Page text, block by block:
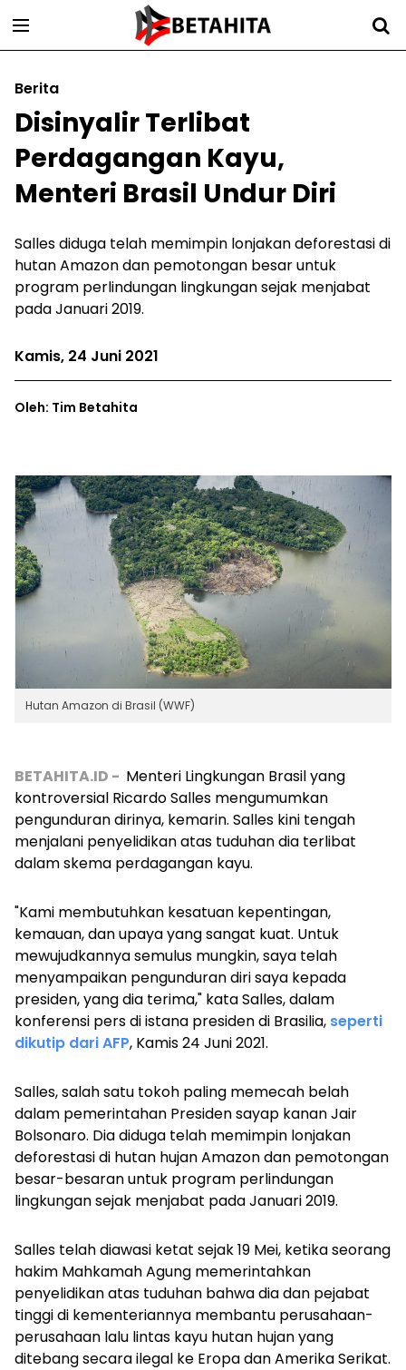
Berita
Disinyalir Terlibat
Perdagangan Kayu,
Menteri Brasil Undur Diri
Salles diduga telah memimpin lonjakan deforestasi di
hutan Amazon dan pemotongan besar untuk
program perlindungan lingkungan sejak menjabat
pada Januari 2019.
Kamis, 24 Juni 2021
Oleh: Tim Betahita
Hutan Amazon di Brasil (WWF)
BETAHITA.ID - Menteri Lingkungan Brasil yang
kontroversial Ricardo Salles mengumumkan
pengunduran dirinya, kemarin. Salles kini tengah
menjalani penyelidikan atas tuduhan dia terlibat
dalam skema perdagangan kayu.
"Kami membutuhkan kesatuan kepentingan,
kemauan, dan upaya yang sangat kuat. Untuk
mewujudkannya semulus mungkin, saya telah
menyampaikan pengunduran diri saya kepada
presiden, yang dia terima," kata Salles, dalam
konferensi pers di istana presiden di Brasilia, seperti
dikutip dari AFP, Kamis 24 Juni 2021.
Salles, salah satu tokoh paling memecah belah
dalam pemerintahan Presiden sayap kanan Jair
Bolsonaro. Dia diduga telah memimpin lonjakan
deforestasi di hutan hujan Amazon dan pemotongan
besar-besaran untuk program perlindungan
lingkungan sejak menjabat pada Januari 2019.
Salles telah diawasi ketat sejak 19 Mei, ketika seorang
hakim Mahkamah Agung memerintahkan
penyelidikan atas tuduhan bahwa dia dan pejabat
tinggi di kementeriannya membantu perusahaan-
perusahaan lalu lintas kayu hutan hujan yang
ditebang secara ilegal ke Eropa dan Amerika Serikat.